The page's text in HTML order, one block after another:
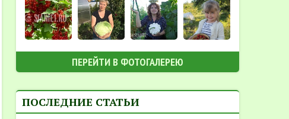
ПЕРЕЙТИ В ФОТОГАЛЕРЕЮ
ПОСЛЕДНИЕ СТАТЬИ